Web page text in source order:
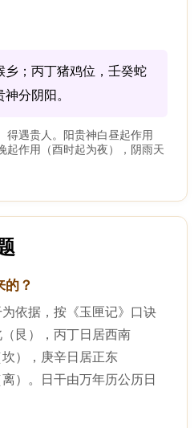
乡；丙丁猪鸡位，壬癸蛇
分阴阳。
得遇贵人。阳贵神白昼起作用
起作用（酉时起为夜），阴雨天
的？
依据，按《玉匣记》口诀
艮），丙丁日居西南
坎），庚辛日居正东
）。日干由万年历公历日